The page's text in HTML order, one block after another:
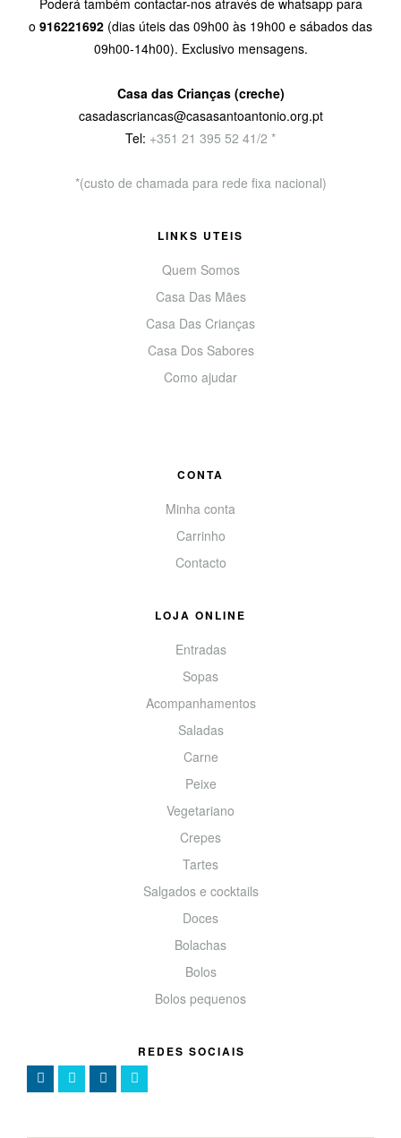
o 916221692 (dias úteis das 09h00 às 19h00 e sábados das
09h00-14h00). Exclusivo mensagens.
Casa das Crianças (creche)
casadascriancas@casasantoantonio.org.pt
Tel: +351 21 395 52 41/2 *
*(custo de chamada para rede fixa nacional)
LINKS UTEIS
Quem Somos
Casa Das Mães
Casa Das Crianças
Casa Dos Sabores
Como ajudar
CONTA
Minha conta
Carrinho
Contacto
LOJA ONLINE
Entradas
Sopas
Acompanhamentos
Saladas
Carne
Peixe
Vegetariano
Crepes
Tartes
Salgados e cocktails
Doces
Bolachas
Bolos
Bolos pequenos
REDES SOCIAIS